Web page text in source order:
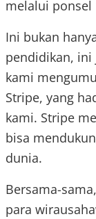
melalui ponsel
Ini bukan
pendidikan, ini
kami
Stripe, yang
kami. Stripe
bisa
dunia.
Bersama-
para